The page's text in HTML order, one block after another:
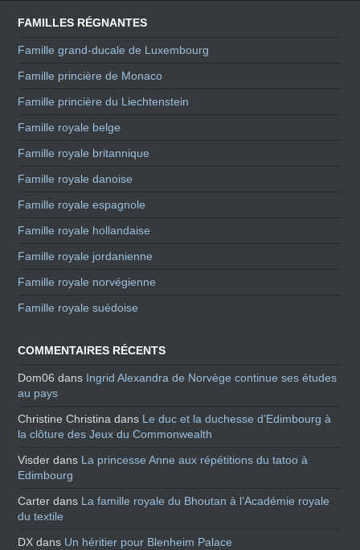
FAMILLES RÉGNANTES
Famille grand-ducale de Luxembourg
Famille princière de Monaco
Famille princière du Liechtenstein
Famille royale belge
Famille royale britannique
Famille royale danoise
Famille royale espagnole
Famille royale hollandaise
Famille royale jordanienne
Famille royale norvégienne
Famille royale suédoise
COMMENTAIRES RÉCENTS
Dom06 dans Ingrid Alexandra de Norvège continue ses études
au pays
Christine Christina dans Le duc et la duchesse d’Edimbourg à
la clôture des Jeux du Commonwealth
Visder dans La princesse Anne aux répétitions du tatoo à
Edimbourg
Carter dans La famille royale du Bhoutan à l’Académie royale
du textile
DX dans Un héritier pour Blenheim Palace